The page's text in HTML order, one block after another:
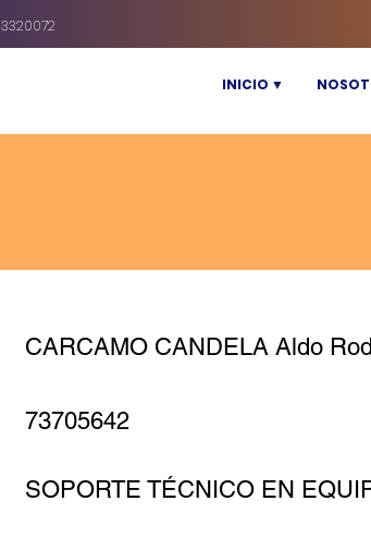
3320072
INICIO ▼
CARCAMO CANDELA Aldo
73705642
SOPORTE TÉCNICO EN